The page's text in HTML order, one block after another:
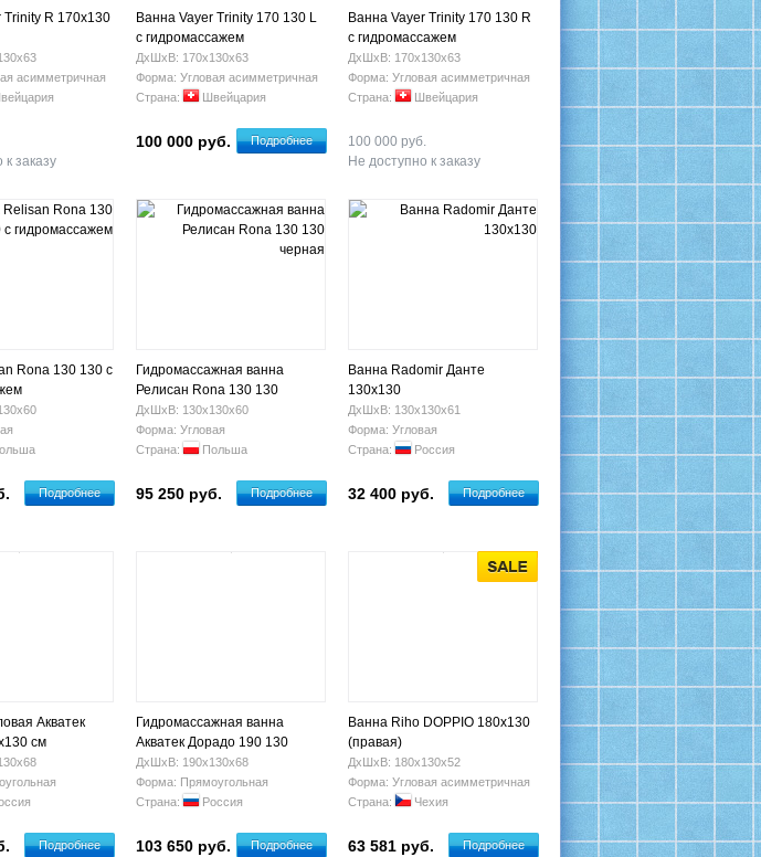
Trinity R 170x130
асимметричная
к заказу
Ванна Vayer Trinity 170 130 L
с гидромассажем
ДхШхВ: 170х130х63
Форма: Угловая асимметричная
Страна:
Швейцария
100 000 руб. Подробнее
Ванна Vayer Trinity 170 130 R
с гидромассажем
ДхШхВ: 170х130х63
Форма: Угловая асимметричная
Страна:
Швейцария
100 000 руб.
Не доступно к заказу
Rona 130 130 с
Подробнее
Гидромассажная ванна
Релисан Rona 130 130
черная
ДхШхВ: 130х130х60
Форма: Угловая
Страна:
Польша
95 250 руб. Подробнее
Ванна Radomir Данте
130х130
ДхШхВ: 130х130х61
Форма: Угловая
Страна:
Россия
32 400 руб. Подробнее
Акватек
см
Подробнее
Гидромассажная ванна
Акватек Дорадо 190 130
ДхШхВ: 190х130х68
Форма: Прямоугольная
Страна:
Россия
103 650 руб. Подробнее
Ванна Riho DOPPIO 180х130
(правая)
ДхШхВ: 180х130х52
Форма: Угловая асимметричная
Страна:
Чехия
63 581 руб.
Подробнее